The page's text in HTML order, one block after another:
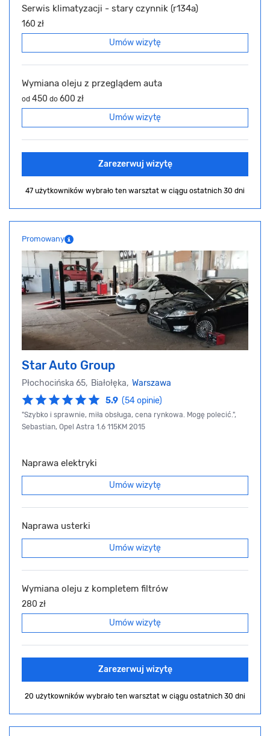
Serwis klimatyzacji - stary czynnik (r134a)
160 zł
Umów wizytę
Wymiana oleju z przeglądem auta
od 450 do 600 zł
Umów wizytę
Zarezerwuj wizytę
47 użytkowników wybrało ten warsztat w ciągu ostatnich 30 dni
Promowany
Star Auto Group
Płochocińska 65, Białołęka, Warszawa
5.9 (54 opinie)
"Szybko i sprawnie, miła obsługa, cena rynkowa. Mogę polecić.",
Sebastian, Opel Astra 1.6 115KM 2015
Naprawa elektryki
Umów wizytę
Naprawa usterki
Umów wizytę
Wymiana oleju z kompletem filtrów
280 zł
Umów wizytę
Zarezerwuj wizytę
20 użytkowników wybrało ten warsztat w ciągu ostatnich 30 dni